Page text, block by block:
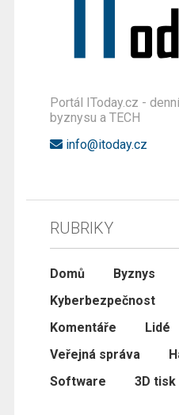
Portál IToday.cz -
byznysu a TECH
info@itoday.cz
RUBRIKY
Domů
Byznys
Kyberbezpečnost
Komentáře
Lidé
Veřejná správa
Software
3D tisk